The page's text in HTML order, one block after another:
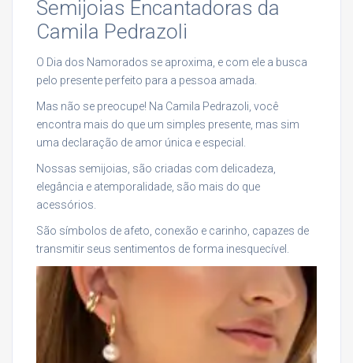
Semijoias Encantadoras da
Camila Pedrazoli
O Dia dos Namorados se aproxima, e com ele a busca
pelo presente perfeito para a pessoa amada.
Mas não se preocupe! Na Camila Pedrazoli, você
encontra mais do que um simples presente, mas sim
uma declaração de amor única e especial.
Nossas semijoias, são criadas com delicadeza,
elegância e atemporalidade, são mais do que
acessórios.
São símbolos de afeto, conexão e carinho, capazes de
transmitir seus sentimentos de forma inesquecível.